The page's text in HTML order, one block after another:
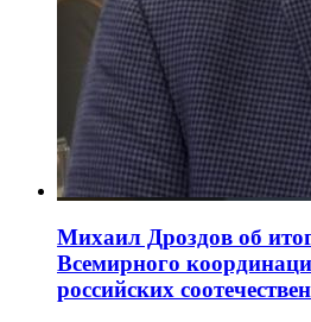
Михаил Дроздов об
Всемирного
российских